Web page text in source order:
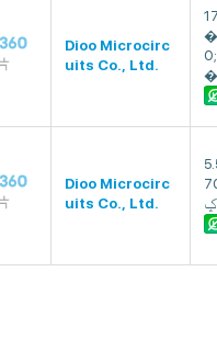
Dioo Microcirc
uits Co., Ltd.
Dioo Microcirc
uits Co., Ltd.